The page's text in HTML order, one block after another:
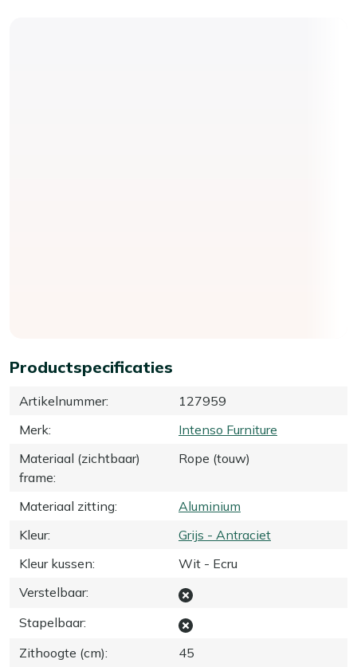
Productspecificaties
Artikelnummer:
127959
Merk:
Intenso Furniture
Materiaal (zichtbaar)
frame:
Rope (touw)
Materiaal zitting:
Aluminium
Kleur:
Grijs - Antraciet
Kleur kussen:
Wit - Ecru
Verstelbaar:
Stapelbaar:
Zithoogte (cm): 45